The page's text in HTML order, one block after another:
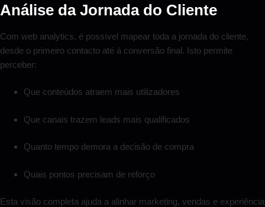
Análise da Jornada do Cliente
Com web analytics, é possível mapear toda a jornada do cliente,
desde o primeiro contacto até à conversão final. Isto permite
perceber:
Que conteúdos atraem mais utilizadores
Que canais trazem leads mais qualificados
Quanto tempo demora a decisão de compra
Quais pontos precisam de reforço
Esta visão completa ajuda a alinhar marketing, vendas e experiência